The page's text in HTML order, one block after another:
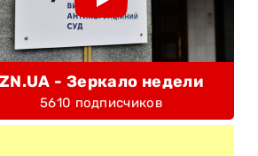
ZN.UA - Зеркало недели
5610 подписчиков